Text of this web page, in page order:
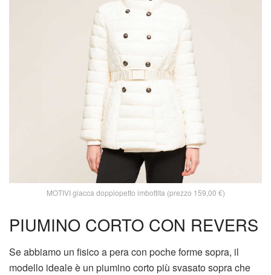
MOTIVI giacca doppiopetto imbottita (prezzo 159,00 €)
PIUMINO CORTO CON REVERS
Se abbiamo un fisico a pera con poche forme sopra, il
modello ideale è un piumino corto più svasato sopra che